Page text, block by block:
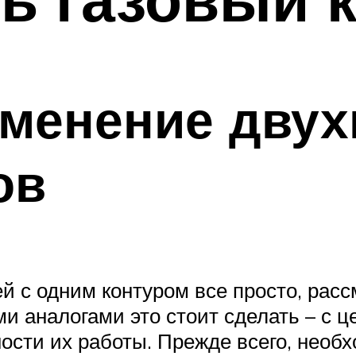
с одним контуром все просто,
аналогами это стоит сделать – с
их работы. Прежде всего,